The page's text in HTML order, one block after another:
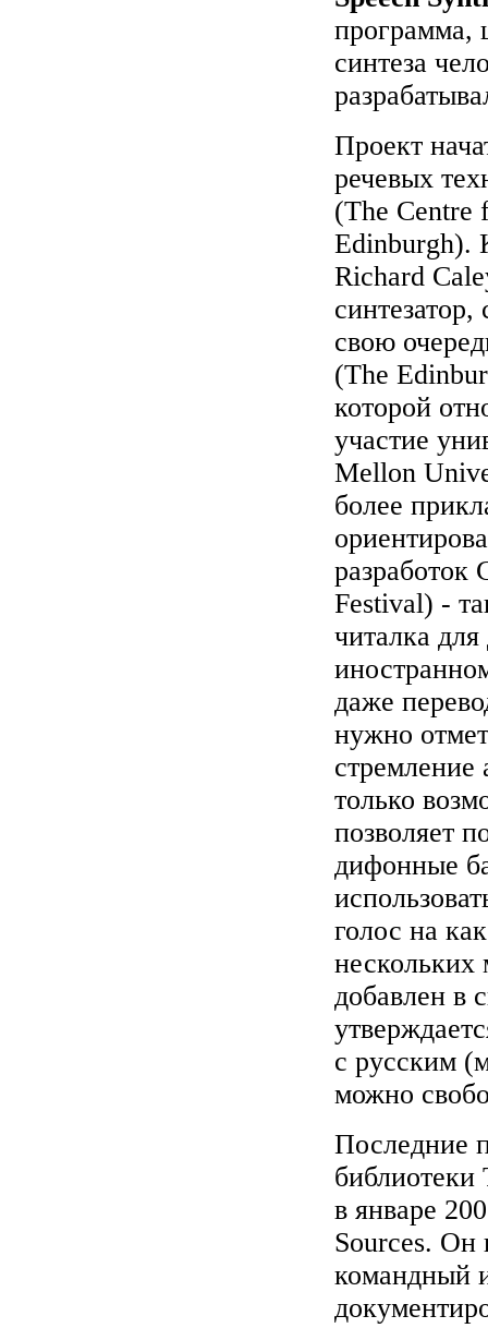
программа,
синтеза
Проект
речевых
(The Centre
Edinburgh).
Richard
свою
(The
которой
участие
Mellon
более
разработок
Festival) -
читалка
даже
нужно
стремление
только
позволяет
дифонные
голос на
добавлен в
с русским
можно
Последние
библиотеки
в январе
Sources. Он
командный